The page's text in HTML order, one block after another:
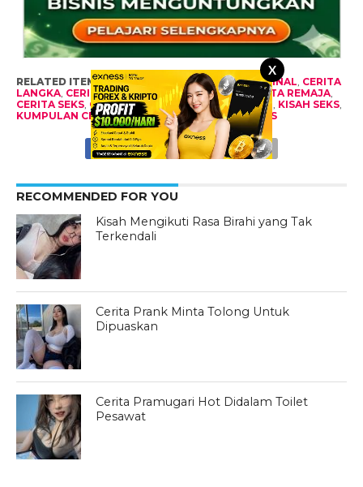
X
RELATED ITEMS: CERITA CERITA ABG,CERITA BINAL, CERITA
LANGKA, CERITA LENGKAP, CERITA NAFSU,CERITA REMAJA,
CERITA SEKS, CERITA SERU ,CERPEN SEKS KISAH, KISAH SEKS,
KUMPULAN CERITA,MAJALAH SEKS ,NOVEL SEKS
RECOMMENDED FOR YOU
Kisah Mengikuti Rasa Birahi yang Tak
Terkendali
Cerita Prank Minta Tolong Untuk
Dipuaskan
Cerita Pramugari Hot Didalam Toilet
Pesawat